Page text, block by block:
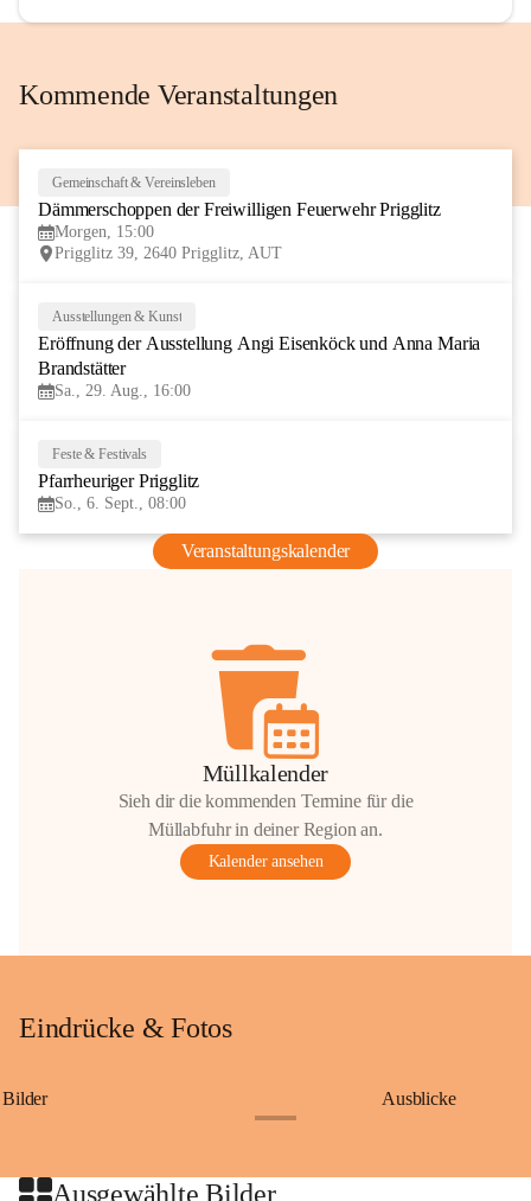
Kommende Veranstaltungen
Gemeinschaft & Vereinsleben
Dämmerschoppen der Freiwilligen Feuerwehr Prigglitz
Morgen, 15:00
Prigglitz 39, 2640 Prigglitz, AUT
AUG
Ausstellungen & Kunst
Eröffnung der Ausstellung Angi Eisenköck und Anna Maria
Brandstätter
Sa., 29. Aug., 16:00
Feste & Festivals
Pfarrheuriger Prigglitz
So., 6. Sept., 08:00
Veranstaltungskalender
Müllkalender
Sieh dir die kommenden Termine für die
Müllabfuhr in deiner Region an.
Kalender ansehen
Eindrücke & Fotos
Bilder Ausblicke
Ausgewählte Bilder